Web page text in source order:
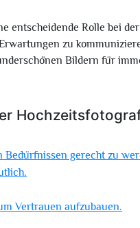
entscheidende Rolle bei
zu
Bildern für
Bedürfnissen gerecht zu
Vertrauen aufzubauen.